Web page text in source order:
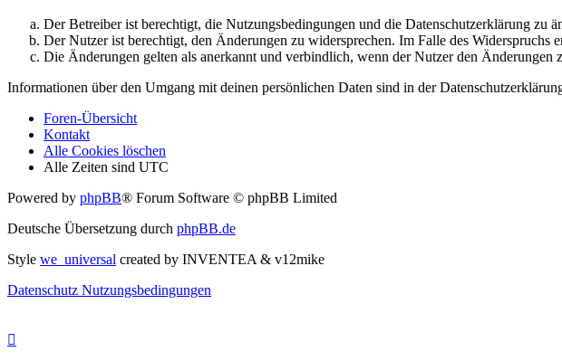
Der Betreiber ist berechtigt, die Nutzungsbedingungen und die Datenschutzerklärung
Der Nutzer ist berechtigt, den Änderungen zu widersprechen. Im Falle des
Die Änderungen gelten als anerkannt und verbindlich, wenn der Nutzer den Änderungen
Informationen über den Umgang mit deinen persönlichen Daten sind in der
Foren-Übersicht
Kontakt
Alle Cookies löschen
Alle Zeiten sind UTC
Powered by phpBB® Forum Software © phpBB Limited
Deutsche Übersetzung durch phpBB.de
Style we_universal created by INVENTEA & v12mike
Datenschutz Nutzungsbedingungen